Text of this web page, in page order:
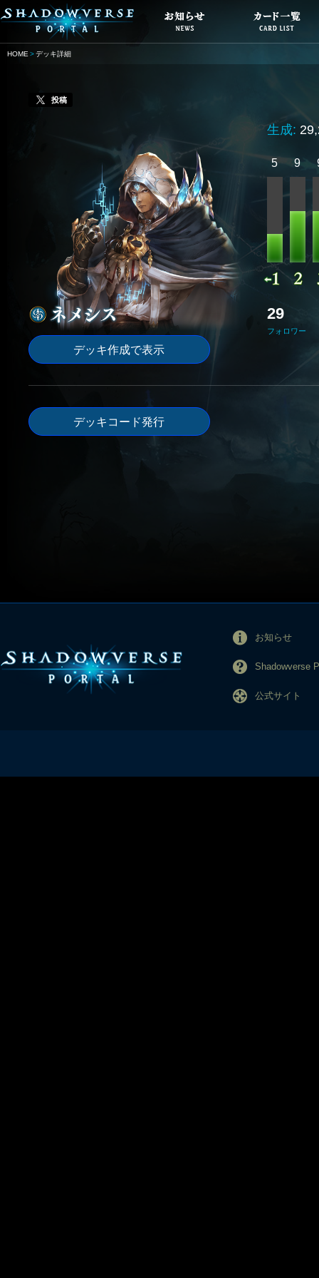
HOME デッキ詳細
投稿
デッキ作成で表示
生成:
5 9
29
フォロワー
デッキコード発行
お知らせ
Shadowverse
公式サイト